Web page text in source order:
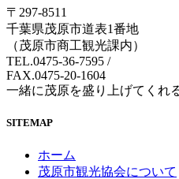
〒297-8511
千葉県茂原市道表1番地
（茂原市商工観光課内）
TEL.0475-36-7595 /
FAX.0475-20-1604
一緒に茂原を盛り上げてくれ
SITEMAP
ホーム
茂原市観光協会について